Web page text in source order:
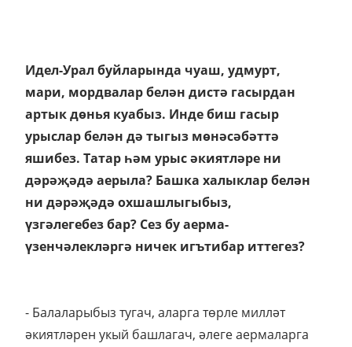
Идел-Урал буйларында чуаш, удмурт,
мари, мордвалар белән дистә гасырдан
артык дөнья куабыз. Инде биш гасыр
урыслар белән дә тыгыз мөнәсәбәттә
яшибез. Татар һәм урыс әкиятләре ни
дәрәҗәдә аерыла? Башка халыклар белән
ни дәрәҗәдә охшашлыгыбыз,
үзгәлегебез бар? Сез бу аерма-
үзенчәлекләргә ничек игътибар иттегез?
- Балаларыбыз тугач, аларга төрле милләт
әкиятләрен укый башлагач, әлеге аермаларга